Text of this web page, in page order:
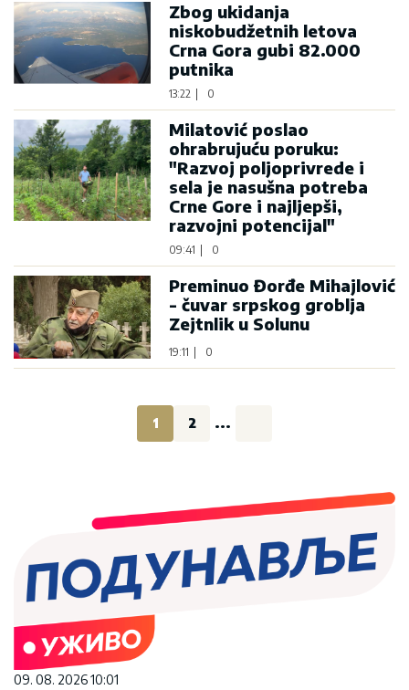
Zbog ukidanja
niskobudžetnih letova
Crna Gora gubi 82.000
putnika
13:22 0
Milatović poslao
ohrabrujuću poruku:
"Razvoj poljoprivrede i
sela je nasušna potreba
Crne Gore i najljepši,
razvojni potencijal"
09:41 0
Preminuo Đorđe Mihajlović
- čuvar srpskog groblja
Zejtnlik u Solunu
19:11 0
1 2 ...
09. 08. 2026 10:01